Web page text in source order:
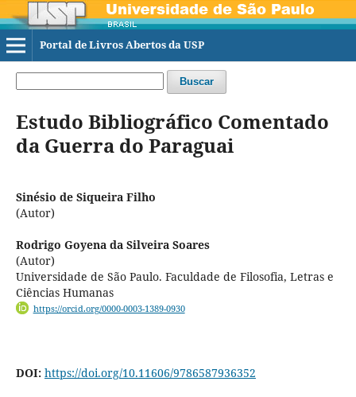
Portal de Livros Abertos da USP
Buscar
Estudo Bibliográfico Comentado
da Guerra do Paraguai
Sinésio de Siqueira Filho
(Autor)
Rodrigo Goyena da Silveira Soares
(Autor)
Universidade de São Paulo. Faculdade de Filosofia, Letras e
Ciências Humanas
https://orcid.org/0000-0003-1389-0930
DOI: https://doi.org/10.11606/9786587936352